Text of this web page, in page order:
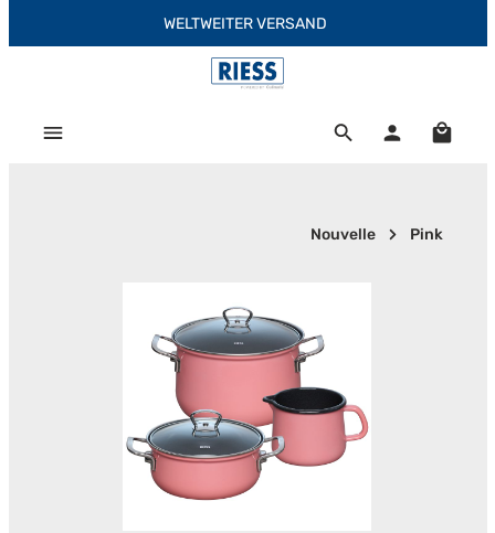
Zum Hauptinhalt springenWELTWEITER VERSAND
Nouvelle Pink